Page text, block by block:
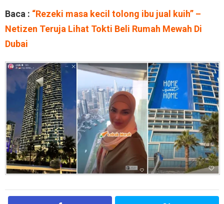
Baca : “Rezeki masa kecil tolong ibu jual kuih” –
Netizen Teruja Lihat Tokti Beli Rumah Mewah Di
Dubai